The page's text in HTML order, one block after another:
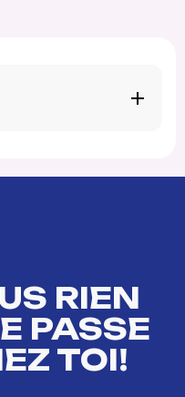
RIEN
PASSE
TOI!